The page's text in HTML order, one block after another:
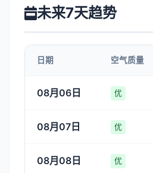
1-3 1-3
1-3 1-3
未来7天趋势
日期 空气质量
08月06日 优
08月07日 优
08月08日 优